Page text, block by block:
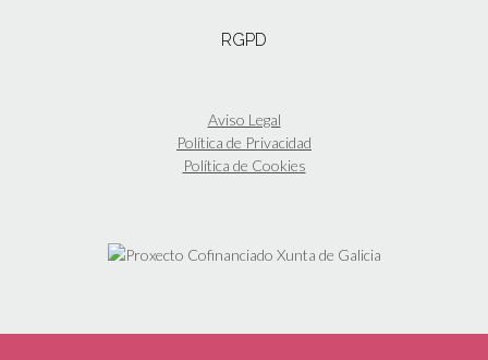
RGPD
Aviso Legal
Política de Privacidad
Política de Cookies